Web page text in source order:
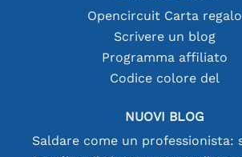
Opencircuit Carta regalo
Scrivere un blog
Programma affiliato
Codice colore del
NUOVI BLOG